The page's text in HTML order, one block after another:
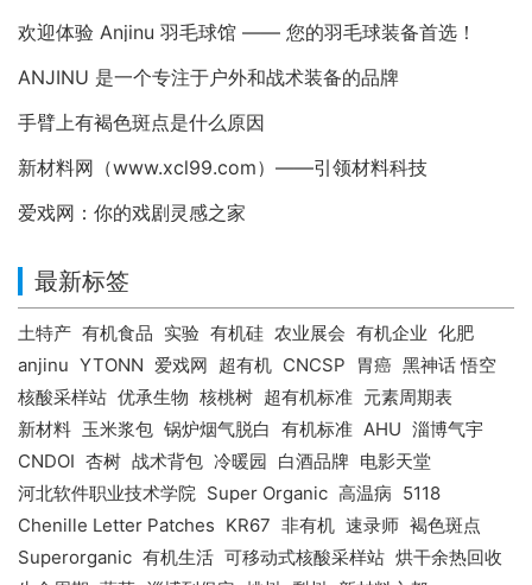
欢迎体验 Anjinu 羽毛球馆 —— 您的羽毛球装备首选！
ANJINU 是一个专注于户外和战术装备的品牌
手臂上有褐色斑点是什么原因
新材料网（www.xcl99.com）——引领材料科技
爱戏网：你的戏剧灵感之家
最新标签
土特产 有机食品 实验 有机硅 农业展会 有机企业 化肥
anjinu YTONN 爱戏网 超有机 CNCSP 胃癌 黑神话 悟空
核酸采样站 优承生物 核桃树 超有机标准 元素周期表
新材料 玉米浆包 锅炉烟气脱白 有机标准 AHU 淄博气宇
CNDOI 杏树 战术背包 冷暖园 白酒品牌 电影天堂
河北软件职业技术学院 Super Organic 高温病 5118
Chenille Letter Patches KR67 非有机 速录师 褐色斑点
Superorganic 有机生活 可移动式核酸采样站 烘干余热回收